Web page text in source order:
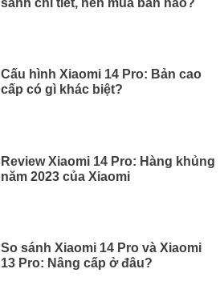
Cấu hình Xiaomi 14 Pro: Bản cao
cấp có gì khác biệt?
Review Xiaomi 14 Pro: Hàng khủng
năm 2023 của Xiaomi
So sánh Xiaomi 14 Pro và Xiaomi
13 Pro: Nâng cấp ở đâu?